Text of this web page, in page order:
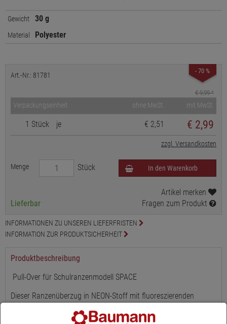
Gewicht 30 g
Material Polyester
- 70 %
Art.-Nr.: 81781
€ 9,99*
Verpackungseinheit ohne MwSt. mit MwSt.
1 Stück je € 2,51 € 2,99
zzgl. Versandkosten
Menge Stück In den Warenkorb
Lieferbar
Artikel merken
Fragen zum Produkt
INFORMATIONEN ZU UNSEREN LIEFERFRISTEN
INFORMATION ZUR PRODUKTSICHERHEIT
Produktbeschreibung
Pull-Over für Schulranzenmodell SPACE
Dieser Ranzenüberzug in NEON-Stoff mit fluoreszierenden
zum Leuchten und sorgt für einen sicheren Schulweg. Er lässt